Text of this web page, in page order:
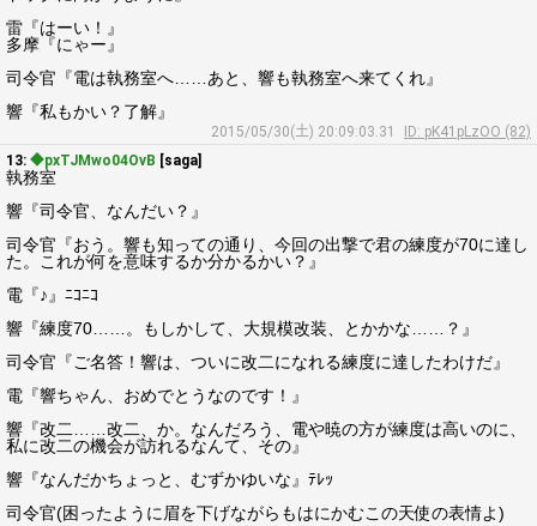
雷『はーい！』
多摩『にゃー』
司令官『電は執務室へ……あと、響も執務室へ来てくれ』
響『私もかい？了解』
2015/05/30(土) 20:09:03.31
ID: pK41pLzOO (82)
13: ◆pxTJMwo04OvB [saga]
執務室
響『司令官、なんだい？』
司令官『おう。響も知っての通り、今回の出撃で君の練度が70に達し
た。これが何を意味するか分かるかい？』
電『♪』ﾆｺﾆｺ
響『練度70……。もしかして、大規模改装、とかかな……？』
司令官『ご名答！響は、ついに改二になれる練度に達したわけだ』
電『響ちゃん、おめでとうなのです！』
響『改二……改二、か。なんだろう、電や暁の方が練度は高いのに、
私に改二の機会が訪れるなんて、その』
響『なんだかちょっと、むずかゆいな』ﾃﾚｯ
司令官(困ったように眉を下げながらもはにかむこの天使の表情よ)